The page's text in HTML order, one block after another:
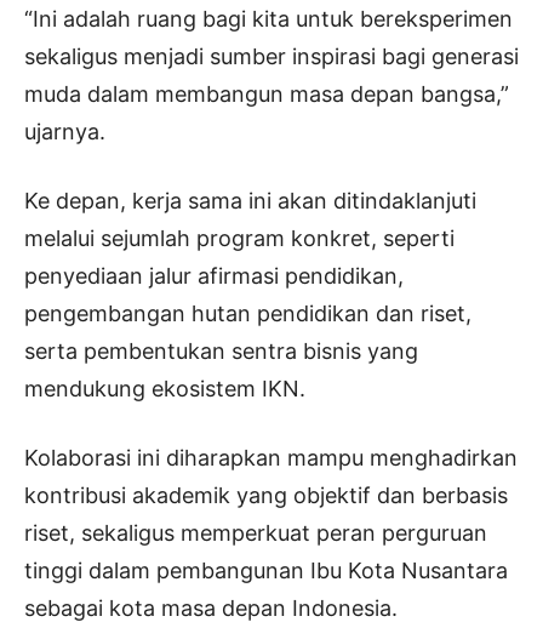
“Ini adalah ruang bagi kita untuk bereksperimen
sekaligus menjadi sumber inspirasi bagi generasi
muda dalam membangun masa depan bangsa,”
ujarnya.
Ke depan, kerja sama ini akan ditindaklanjuti
melalui sejumlah program konkret, seperti
penyediaan jalur afirmasi pendidikan,
pengembangan hutan pendidikan dan riset,
serta pembentukan sentra bisnis yang
mendukung ekosistem IKN.
Kolaborasi ini diharapkan mampu menghadirkan
kontribusi akademik yang objektif dan berbasis
riset, sekaligus memperkuat peran perguruan
tinggi dalam pembangunan Ibu Kota Nusantara
sebagai kota masa depan Indonesia.